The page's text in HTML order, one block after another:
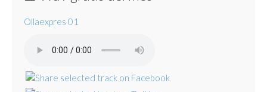
Ollaexpres 01